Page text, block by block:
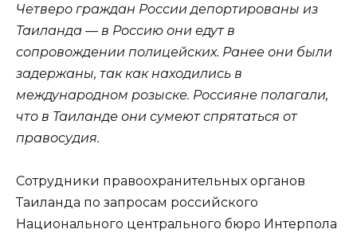
Четверо граждан России депортированы из
Таиланда — в Россию они едут в
сопровождении полицейских. Ранее они были
задержаны, так как находились в
международном розыске. Россияне полагали,
что в Таиланде они сумеют спрятаться от
правосудия.
Сотрудники правоохранительных органов
Таиланда по запросам российского
Национального центрального бюро Интерпола